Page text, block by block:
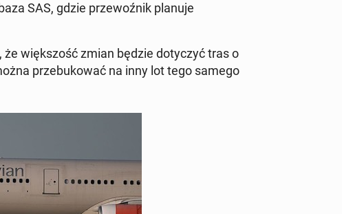
SAS, gdzie prze­woźnik planuje
że więk­szość zmian będzie doty­czyć tras o
prze­bukować na inny lot tego samego